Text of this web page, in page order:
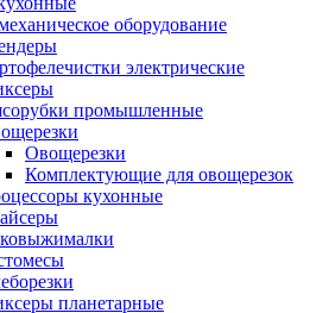
оборудование
электрические
промышленные
Овощерезки
Комплектующие для овощерезок
кухонные
планетарные